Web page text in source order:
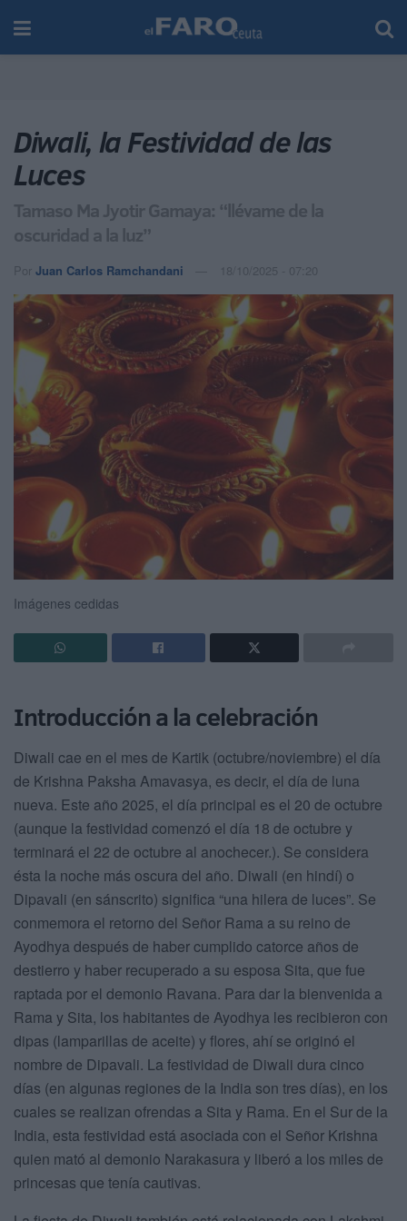
Diwali, la Festividad de las
Luces
Tamaso Ma Jyotir Gamaya: “llévame de la
oscuridad a la luz”
Por Juan Carlos Ramchandani 18/10/2025 - 07:20
Imágenes cedidas
Introducción a la celebración
Diwali cae en el mes de Kartik (octubre/noviembre) el día
de Krishna Paksha Amavasya, es decir, el día de luna
nueva. Este año 2025, el día principal es el 20 de octubre
(aunque la festividad comenzó el día 18 de octubre y
terminará el 22 de octubre al anochecer.). Se considera
ésta la noche más oscura del año. Diwali (en hindí) o
Dipavali (en sánscrito) significa “una hilera de luces”. Se
conmemora el retorno del Señor Rama a su reino de
Ayodhya después de haber cumplido catorce años de
destierro y haber recuperado a su esposa Sita, que fue
raptada por el demonio Ravana. Para dar la bienvenida a
Rama y Sita, los habitantes de Ayodhya les recibieron con
dipas (lamparillas de aceite) y flores, ahí se originó el
nombre de Dipavali. La festividad de Diwali dura cinco
días (en algunas regiones de la India son tres días), en los
cuales se realizan ofrendas a Sita y Rama. En el Sur de la
India, esta festividad está asociada con el Señor Krishna
quien mató al demonio Narakasura y liberó a los miles de
princesas que tenía cautivas.